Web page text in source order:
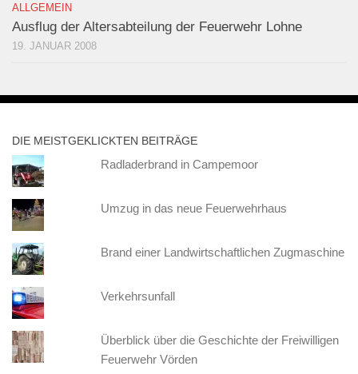
ALLGEMEIN
Ausflug der Altersabteilung der Feuerwehr Lohne
19. JANUAR 2008
DIE MEISTGEKLICKTEN BEITRÄGE
Radladerbrand in Campemoor
Umzug in das neue Feuerwehrhaus
Brand einer Landwirtschaftlichen Zugmaschine
Verkehrsunfall
Überblick über die Geschichte der Freiwilligen
Feuerwehr Vörden